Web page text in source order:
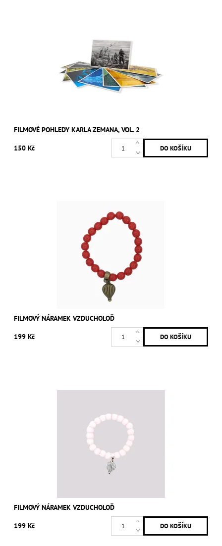
FILMOVÉ POHLEDY KARLA ZEMANA, VOL. 2
150 Kč
FILMOVÝ NÁRAMEK VZDUCHOLOĎ
199 Kč
FILMOVÝ NÁRAMEK VZDUCHOLOĎ
199 Kč